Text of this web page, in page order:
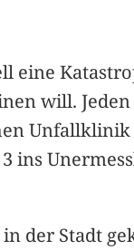
eine
will.
ins
der Stadt